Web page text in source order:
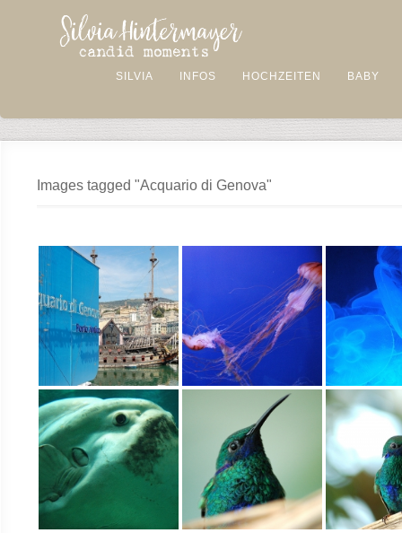
SILVIA INFOS HOCHZEITEN BABY
Images tagged "Acquario di Genova"